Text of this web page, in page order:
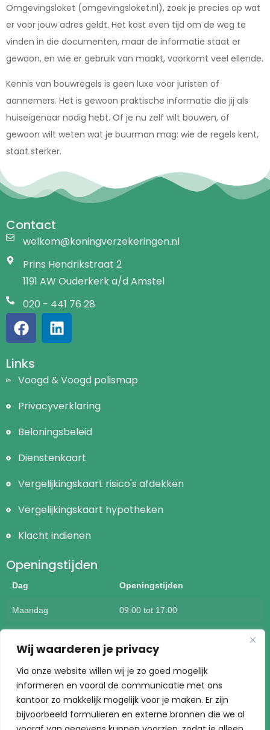
Wij waarderen je privacy
Via onze website willen wij je zo goed mogelijk
informeren en vooral de communicatie met ons
kantoor zo makkelijk mogelijk voor je maken. Er zijn
bijvoorbeeld formulieren en externe bronnen die we al
Omgevingsloket (omgevingsloket.nl), zoek je precies op wat
er voor jouw adres geldt. Het kost even tijd om de weg te
vinden in die documenten, maar de informatie staat er
gewoon, en wie er gebruik van maakt, voorkomt veel ellende.
Kennis van bouwregels is geen luxe voor juristen of
aannemers. Het is gewoon praktische informatie die jij als
huiseigenaar nodig hebt. Of je nu zelf wilt bouwen, of
gewoon wilt weten wat je buurman mag: wie de regels kent,
staat sterker.
Contact
welkom@koningverzekeringen.nl
Prins Hendrikstraat 2
1191 AW Ouderkerk a/d Amstel
020 - 441 76 28
Links
Voogd & Voogd polismap
Privacyverklaring
Beloningsbeleid
Dienstenkaart
Vergelijkingskaart risico's afdekken
Vergelijkingskaart hypotheken
Klacht indienen
Openingstijden
Dag Openingstijden
Maandag 09:00 tot 17:00
Donderdag 09:00 tot 17:00
Vrijdag 09:00 tot 17:00